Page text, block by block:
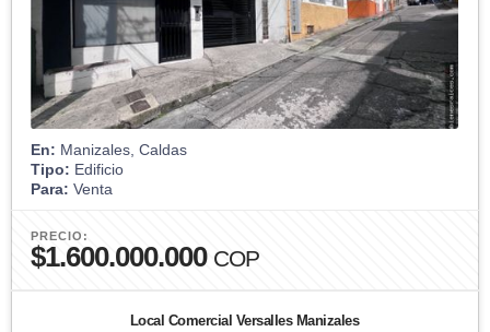
En: Manizales, Caldas
Tipo: Edificio
Para: Venta
PRECIO:
$1.600.000.000 COP
Local Comercial Versalles Manizales